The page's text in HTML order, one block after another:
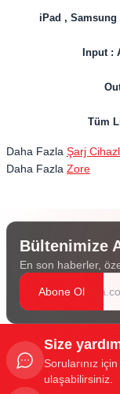
iPad ,
Input :
Tüm
Daha Fazla Şarj
Daha Fazla Zore
Bültenimize
En son haberler,
Abone Ol
Size
Sorularınız
ulaşabilirsiniz.